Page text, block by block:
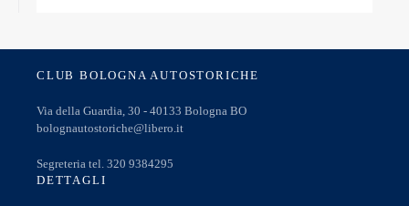
CLUB BOLOGNA AUTOSTORICHE
Via della Guardia, 30 - 40133 Bologna BO
bolognautostoriche@libero.it
Segreteria tel. 320 9384295
DETTAGLI